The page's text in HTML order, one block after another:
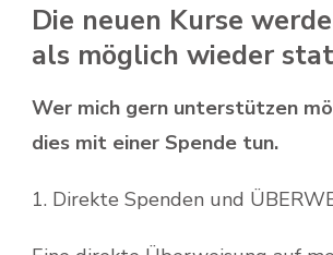
Die neuen Kurse
als möglich wieder
Wer mich gern unterstützen
dies mit einer Spende tun.
1. Direkte Spenden und